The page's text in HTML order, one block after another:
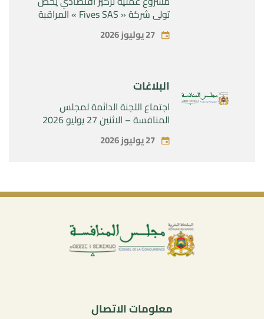
تولي شركة « Fives SAS » المراقبة
SAS »27 يوليوز 2026
البلاغات
اجتماع اللجنة الدائمة لمجلس
المنافسة – الاثنين 27 يوليو 2026
27 يوليوز 2026
معلومات الاتصال